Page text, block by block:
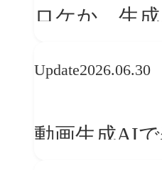
ロケか、生
おける「意
Update2026.06.30
動画生成AI